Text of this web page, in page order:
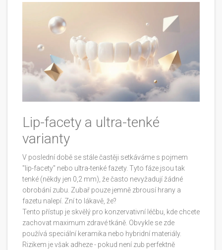
Lip-facety a ultra-tenké
varianty
V poslední době se stále častěji setkáváme s pojmem
"lip-facety" nebo ultra-tenké fazety. Tyto fáze jsou tak
tenké (někdy jen 0,2 mm), že často nevyžadují žádné
obrobání zubu. Zubař pouze jemně zbrousí hrany a
fazetu nalepí. Zní to lákavě, že?
Tento přístup je skvělý pro konzervativní léčbu, kde chcete
zachovat maximum zdravé tkáně. Obvykle se zde
používá speciální keramika nebo hybridní materiály.
Rizikem je však adheze - pokud není zub perfektně